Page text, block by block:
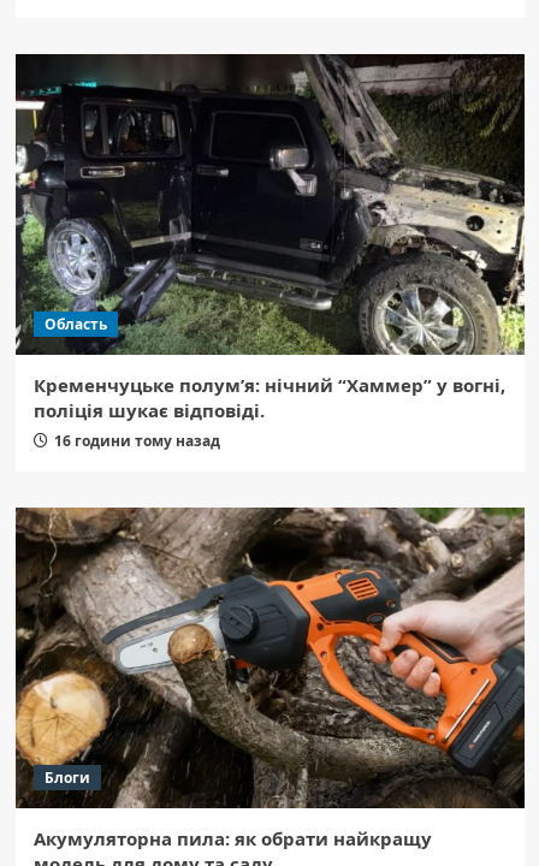
Область
Кременчуцьке полум’я: нічний “Хаммер” у вогні,
поліція шукає відповіді.
16 години тому назад
Блоги
Акумуляторна пила: як обрати найкращу